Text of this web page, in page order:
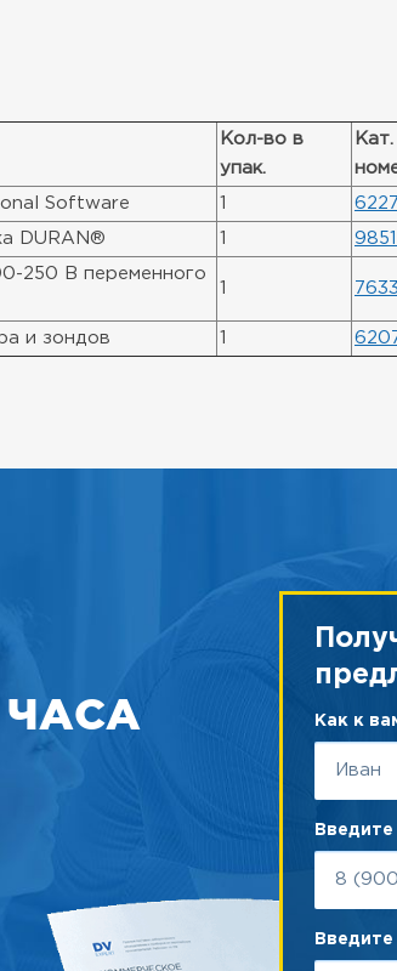
Кол-во в
упак.
Кат.
Software 1
DURAN® 1
250 В переменного
1
и зондов 1
ЧАСА
Как к